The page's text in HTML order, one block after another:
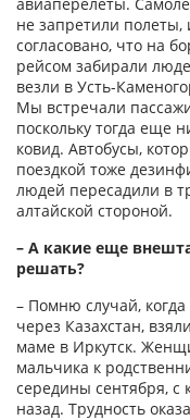
не запретили полеты,
согласовано, что на
рейсом забирали
везли в Усть-
Мы встречали
поскольку тогда еще
ковид. Автобусы,
поездкой тоже
людей пересадили в
алтайской стороной.
– А какие еще
решать?
– Помню случай,
через Казахстан,
маме в Иркутск.
мальчика к
середины сентября,
назад. Трудность